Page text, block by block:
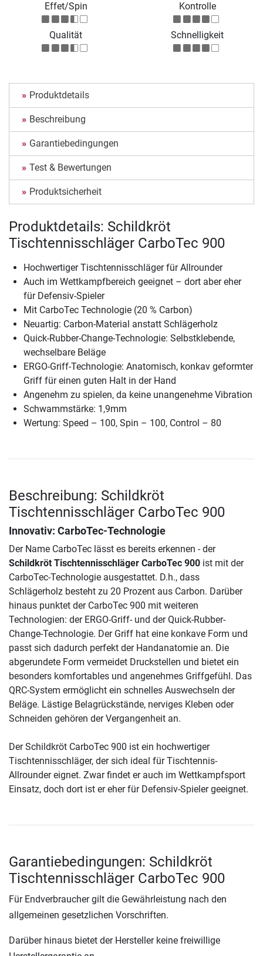
Effet/Spin
Kontrolle
Qualität Schnelligkeit
Produktdetails
Beschreibung
Garantiebedingungen
Test & Bewertungen
Produktsicherheit
Produktdetails: Schildkröt
Tischtennisschläger CarboTec 900
Hochwertiger Tischtennisschläger für Allrounder
Auch im Wettkampfbereich geeignet – dort aber eher
für Defensiv-Spieler
Mit CarboTec Technologie (20 % Carbon)
Neuartig: Carbon-Material anstatt Schlägerholz
Quick-Rubber-Change-Technologie: Selbstklebende,
wechselbare Beläge
ERGO-Griff-Technologie: Anatomisch, konkav geformter
Griff für einen guten Halt in der Hand
Angenehm zu spielen, da keine unangenehme Vibration
Schwammstärke: 1,9mm
Wertung: Speed – 100, Spin – 100, Control – 80
Beschreibung: Schildkröt
Tischtennisschläger CarboTec 900
Innovativ: CarboTec-Technologie
Der Name CarboTec lässt es bereits erkennen - der
Schildkröt Tischtennisschläger CarboTec 900 ist mit der
CarboTec-Technologie ausgestattet. D.h., dass
Schlägerholz besteht zu 20 Prozent aus Carbon. Darüber
hinaus punktet der CarboTec 900 mit weiteren
Technologien: der ERGO-Griff- und der Quick-Rubber-
Change-Technologie. Der Griff hat eine konkave Form und
passt sich dadurch perfekt der Handanatomie an. Die
abgerundete Form vermeidet Druckstellen und bietet ein
besonders komfortables und angenehmes Griffgefühl. Das
QRC-System ermöglicht ein schnelles Auswechseln der
Beläge. Lästige Belagrückstände, nerviges Kleben oder
Schneiden gehören der Vergangenheit an.
Der Schildkröt CarboTec 900 ist ein hochwertiger
Tischtennisschläger, der sich ideal für Tischtennis-
Allrounder eignet. Zwar findet er auch im Wettkampfsport
Einsatz, doch dort ist er eher für Defensiv-Spieler geeignet.
Garantiebedingungen: Schildkröt
Tischtennisschläger CarboTec 900
Für Endverbraucher gilt die Gewährleistung nach den
allgemeinen gesetzlichen Vorschriften.
Darüber hinaus bietet der Hersteller keine freiwillige